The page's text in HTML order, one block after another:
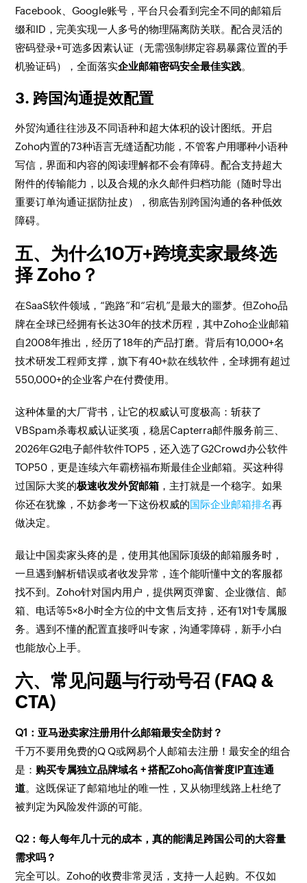
Facebook、Google账号，平台只会看到完全不同的邮箱后
缀和ID，完美实现一人多号的物理隔离防关联。配合灵活的
密码登录+可选多因素认证（无需强制绑定容易暴露位置的手
机验证码），全面落实企业邮箱密码安全最佳实践。
3. 跨国沟通提效配置
外贸沟通往往涉及不同语种和超大体积的设计图纸。开启
Zoho内置的73种语言无缝适配功能，不管客户用哪种小语种
写信，界面和内容的阅读理解都不会有障碍。配合支持超大
附件的传输能力，以及合规的永久邮件归档功能（随时导出
重要订单沟通证据防扯皮），彻底告别跨国沟通的各种低效
障碍。
五、为什么10万+跨境卖家最终选
择 Zoho？
在SaaS软件领域，“跑路”和“宕机”是最大的噩梦。但Zoho品
牌在全球已经拥有长达30年的技术历程，其中Zoho企业邮箱
自2008年推出，经历了18年的产品打磨。背后有10,000+名
技术研发工程师支撑，旗下有40+款在线软件，全球拥有超过
550,000+的企业客户在付费使用。
这种体量的大厂背书，让它的权威认可度极高：斩获了
VBSpam杀毒权威认证奖项，稳居Capterra邮件服务前三、
2026年G2电子邮件软件TOP5，还入选了G2Crowd办公软件
TOP50，更是连续六年霸榜福布斯最佳企业邮箱。买这种得
过国际大奖的极速收发外贸邮箱 ，主打就是一个稳字。如果
你还在犹豫，不妨参考一下这份权威的国际企业邮箱排名再
做决定。
最让中国卖家头疼的是，使用其他国际顶级的邮箱服务时，
一旦遇到解析错误或者收发异常，连个能听懂中文的客服都
找不到。Zoho针对国内用户，提供网页弹窗、企业微信、邮
箱、电话等5×8小时全方位的中文售后支持，还有1对1专属服
务。遇到不懂的配置直接呼叫专家，沟通零障碍，新手小白
也能放心上手。
六、常见问题与行动号召 (FAQ &
CTA)
Q1：亚马逊卖家注册用什么邮箱最安全防封？
千万不要用免费的Q Q或网易个人邮箱去注册！最安全的组合
是： 购买专属独立品牌域名 + 搭配Zoho高信誉度IP直连通
道。这既保证了邮箱地址的唯一性，又从物理线路上杜绝了
被判定为风险发件源的可能。
Q2：每人每年几十元的成本，真的能满足跨国公司的大容量
需求吗？
完全可以。Zoho的收费非常灵活，支持一人起购。不仅如